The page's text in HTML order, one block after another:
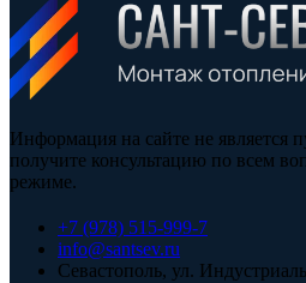
Информация на сайте не является
получите консультацию по всем
режиме.
+7 (978) 515-999-7
info@santsev.ru
Севастополь, ул.